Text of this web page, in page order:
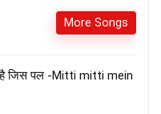
More Songs
है जिस पल -Mitti mitti mein